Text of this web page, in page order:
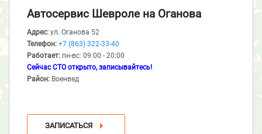
Автосервис Шевроле на Оганова
Адрес: ул. Оганова 52
Телефон: +7 (863) 322-33-40
Работает: пн-вс: 09:00 - 20:00
Сейчас СТО открыто, записывайтесь!
Район: Военвед
ЗАПИСАТЬСЯ